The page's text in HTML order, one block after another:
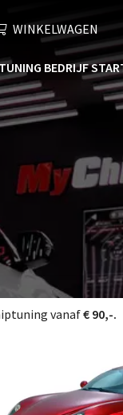
WINKELWAGEN
BEDRIJF
vanaf€ 90,-.